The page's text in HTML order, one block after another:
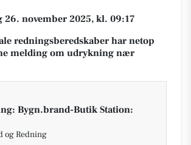
26. november 2025, kl. 09:17
redningsberedskaber har netop
melding om udrykning nær
Bygn.brand-Butik Station:
og Redning